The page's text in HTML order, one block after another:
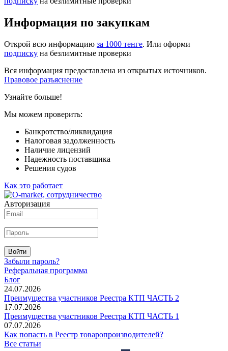
Информация по закупкам
Открой всю информацию за 1000 тенге. Или оформи
подписку на безлимитные проверки
Вся информация предоставлена из открытых источников.
Правовое разъяснение
Узнайте больше!
Мы можем проверить:
Банкротство/ликвидация
Налоговая задолженность
Наличие лицензий
Надежность поставщика
Решения судов
Как это работает
Авторизация
Войти
Забыли пароль?
Реферальная программа
Блог
24.07.2026
Преимущества участников Реестра КТП ЧАСТЬ 2
17.07.2026
Преимущества участников Реестра КТП ЧАСТЬ 1
07.07.2026
Как попасть в Реестр товаропроизводителей?
Все статьи